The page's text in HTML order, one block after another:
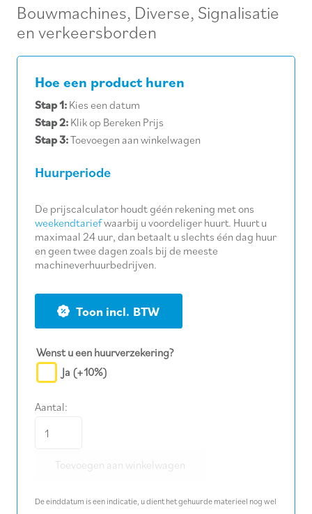
Bouwmachines, Diverse, Signalisatie
en verkeersborden
Hoe een product huren
Stap 1: Kies een datum
Stap 2: Klik op Bereken Prijs
Stap 3:Toevoegen aan winkelwagen
Huurperiode
De prijscalculator houdt géén rekening met ons
weekendtariefwaarbij u voordeliger huurt. Huurt u
maximaal 24 uur, dan betaalt u slechts één dag huur
en geen twee dagen zoals bij de meeste
machineverhuurbedrijven.
BTW
Wenst u een huurverzekering?
Ja (+10%)
Aantal:
pijl
Toevoegen aan winkelwagen
De einddatum is een indicatie, u dient het gehuurde materieel nog wel